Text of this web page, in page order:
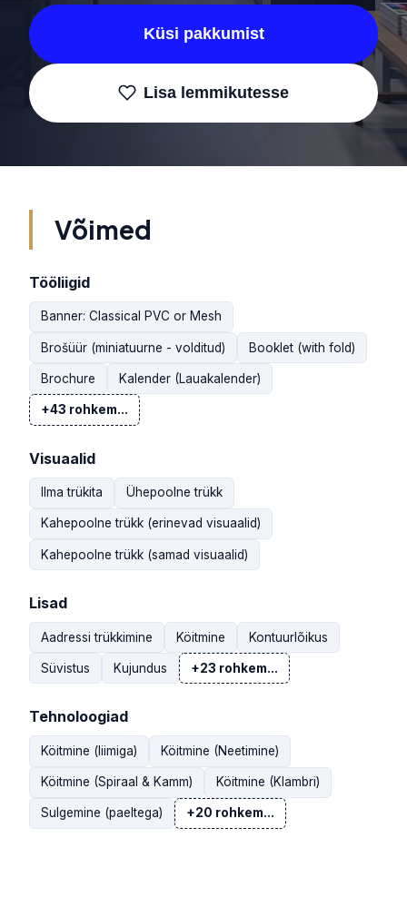
Küsi pakkumist
Lisa lemmikutesse
Võimed
Tööliigid
Banner: Classical PVC or Mesh
Brošüür (miniatuurne - volditud) Booklet (with fold)
Brochure Kalender (Lauakalender)
+43 rohkem...
Visuaalid
Ilma trükita Ühepoolne trükk
Kahepoolne trükk (erinevad visuaalid)
Kahepoolne trükk (samad visuaalid)
Lisad
Aadressi trükkimine Köitmine Kontuurlõikus
Süvistus Kujundus +23 rohkem...
Tehnoloogiad
Köitmine (liimiga) Köitmine (Neetimine)
Köitmine (Spiraal & Kamm) Köitmine (Klambri)
Sulgemine (paeltega) +20 rohkem...